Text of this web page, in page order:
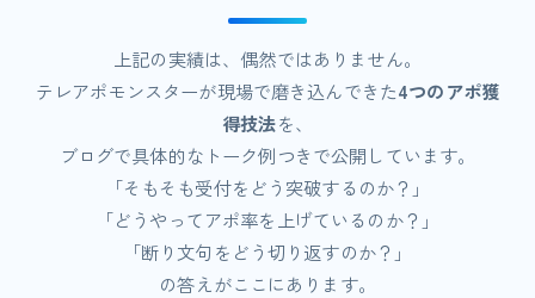
上記の実績は、偶然ではありません。
テレアポモンスターが現場で磨き込んできた4つのアポ獲
得技法を、
ブログで具体的なトーク例つきで公開しています。
「そもそも受付をどう突破するのか？」
「どうやってアポ率を上げているのか？」
「断り文句をどう切り返すのか？」
の答えがここにあります。